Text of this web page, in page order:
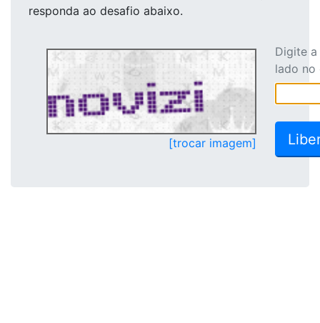
responda ao desafio abaixo.
[trocar imagem]
Digite
lado no